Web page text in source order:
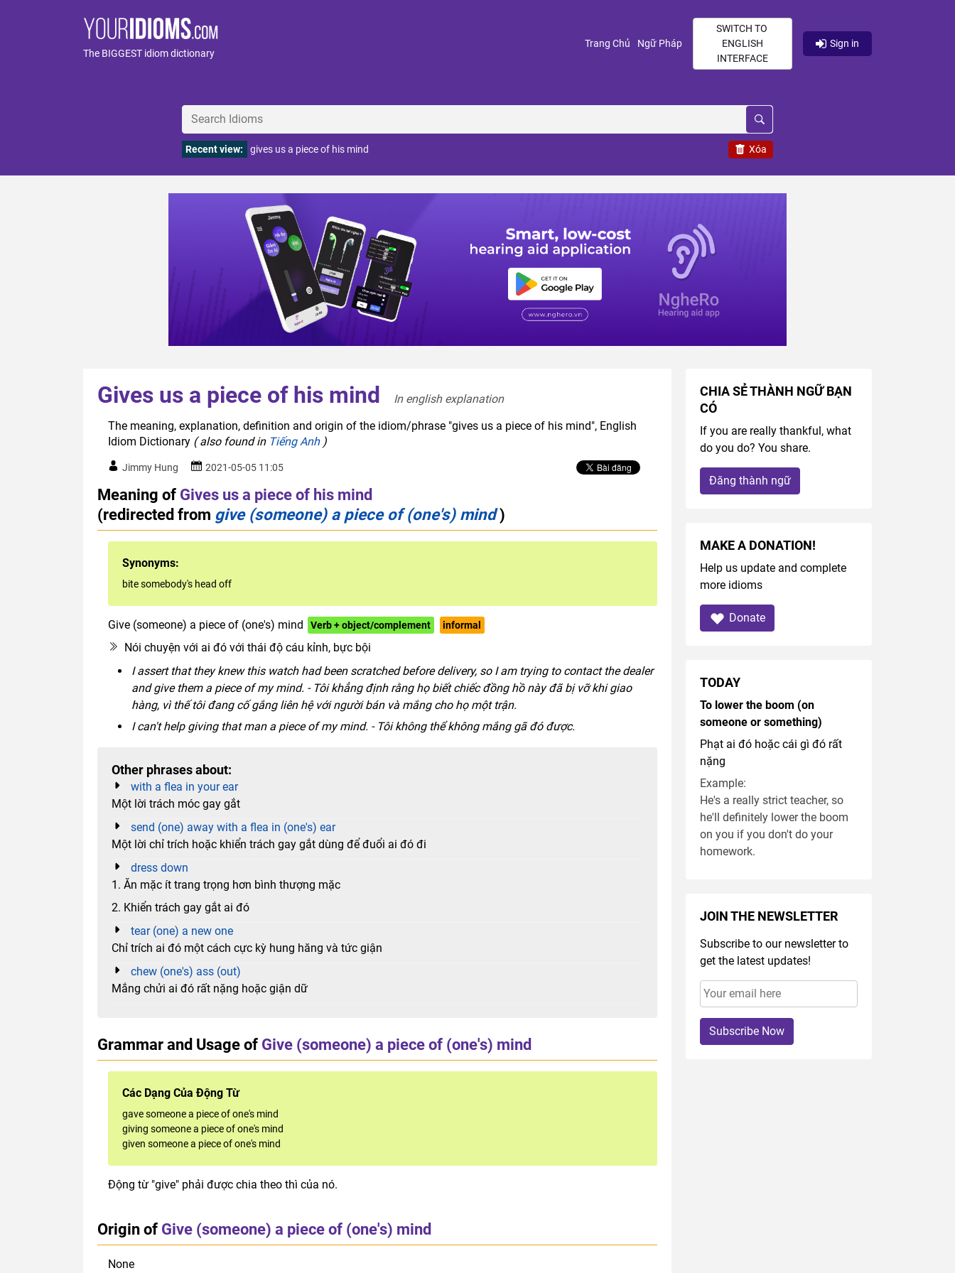
The BIGGEST idiom dictionary
Trang Chủ (current)
Ngữ Pháp(current)
SWITCH TO
ENGLISH
INTERFACE
Sign in
Xóa
Recent view: gives us a piece of his mind
Gives us a piece of his mind
In english explanation
The meaning, explanation, definition and origin of the idiom/phrase "gives us a piece of his mind", English
Idiom Dictionary ( also found in Tiếng Anh)
Jimmy Hung 2021-05-05 11:05
Meaning of Gives us a piece of his mind
(redirected from give (someone) a piece of (one's) mind)
Synonyms:
bite somebody's head off
Give (someone) a piece of (one's) mind Verb + object/complement informal
Nói chuyện với ai đó với thái độ cáu kỉnh, bực bội
I assert that they knew this watch had been scratched before delivery, so I am trying to contact the dealer
and give them a piece of my mind. - Tôi khẳng định rằng họ biết chiếc đồng hồ này đã bị vỡ khi giao
hàng, vì thế tôi đang cố gắng liên hệ với người bán và mắng cho họ một trận.
I can't help giving that man a piece of my mind. - Tôi không thể không mắng gã đó được.
Other phrases about:
with a flea in your ear
Một lời trách móc gay gắt
send (one) away with a flea in (one's) ear
Một lời chỉ trích hoặc khiển trách gay gắt dùng để đuổi ai đó đi
dress down
1. Ăn mặc ít trang trọng hơn bình thượng mặc
2. Khiển trách gay gắt ai đó
tear (one) a new one
Chỉ trích ai đó một cách cực kỳ hung hăng và tức giận
chew (one's) ass (out)
Mắng chửi ai đó rất nặng hoặc giận dữ
Grammar and Usage of Give (someone) a piece of (one's) mind
Các Dạng Của Động Từ
gave someone a piece of one's mind
giving someone a piece of one's mind
given someone a piece of one's mind
Động từ "give" phải được chia theo thì của nó.
Origin of Give (someone) a piece of (one's) mind
None
CHIA SẺ THÀNH NGỮ BẠN
CÓ
If you are really thankful, what
do you do? You share.
Đăng thành ngữ
MAKE A DONATION!
Help us update and complete
more idioms
Donate
TODAY
To lower the boom (on
someone or something)
Phạt ai đó hoặc cái gì đó rất
nặng
Example:
He's a really strict teacher, so
he'll definitely lower the boom
on you if you don't do your
homework.
JOIN THE NEWSLETTER
Subscribe to our newsletter to
get the latest updates!
Subscribe Now